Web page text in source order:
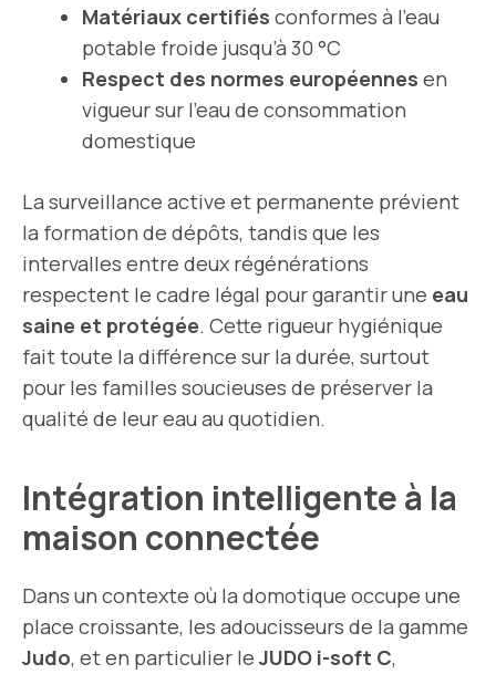
Matériaux certifiés conformes à l’eau
potable froide jusqu’à 30 °C
Respect des normes européennes en
vigueur sur l’eau de consommation
domestique
La surveillance active et permanente prévient
la formation de dépôts, tandis que les
intervalles entre deux régénérations
respectent le cadre légal pour garantir une eau
saine et protégée. Cette rigueur hygiénique
fait toute la différence sur la durée, surtout
pour les familles soucieuses de préserver la
qualité de leur eau au quotidien.
Intégration intelligente à la
maison connectée
Dans un contexte où la domotique occupe une
place croissante, les adoucisseurs de la gamme
Judo, et en particulier leJUDO i-soft C,